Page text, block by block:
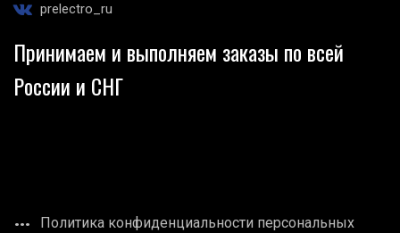
prelectro_ru
Принимаем и выполняем заказы по всей
России и СНГ
Политика конфиденциальности персональных